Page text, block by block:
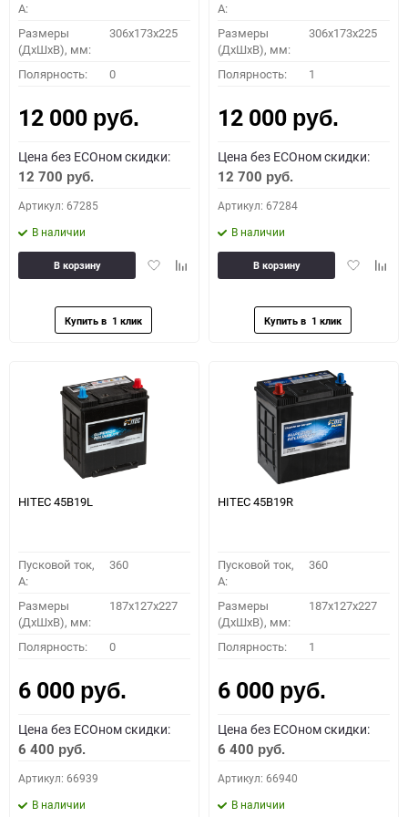
A:
Размеры
(ДхШхВ), мм:
306x173x225
Полярность: 0
12 000 руб.
Цена без ECOном скидки:
12 700 руб.
Артикул: 67285
В наличии
ДобавитьДобавить
В корзину
A:
Размеры
(ДхШхВ), мм:
306x173x225
Полярность: 1
12 000 руб.
Цена без ECOном скидки:
12 700 руб.
Артикул: 67284
В наличии
Добавить
В корзину
HITEC 45B19L
Пусковой ток,
A:
360
Размеры
(ДхШхВ), мм:
187x127x227
Полярность: 0
6 000 руб.
Цена без ECOном скидки:
6 400 руб.
Артикул: 66939
В наличии
HITEC 45B19R
Пусковой ток,
A:
360
Размеры
(ДхШхВ), мм:
187x127x227
Полярность: 1
6 000 руб.
Цена без ECOном скидки:
6 400 руб.
Артикул: 66940
В наличии